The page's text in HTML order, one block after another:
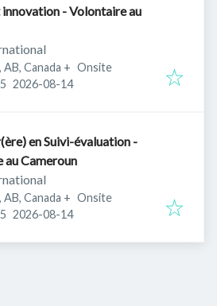
- Volontaire au
Canada + Onsite
Expires:
2026-08-14
en Suivi-évaluation -
au Cameroun
Canada + Onsite
Expires:
2026-08-14